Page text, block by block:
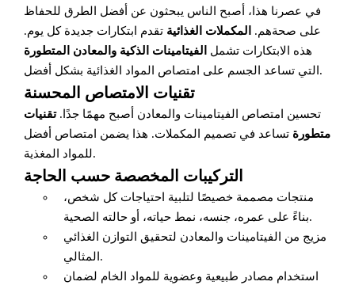
في عصرنا هذا، أصبح الناس يبحثون عن أفضل الطرق للحفاظ
على صحةهم.
المكملات الغذائية تقدم ابتكارات جديدة كل يوم.
هذه الابتكارات تشمل
الفيتامينات الذكية والمعادن المتطورة
التي تساعد الجسم على امتصاص المواد الغذائية بشكل أفضل.
تقنيات الامتصاص المحسنة
تحسين امتصاص الفيتامينات والمعادن أصبح مهمًا جدًا.تقنيات
متطورة تساعد في تصميم المكملات. هذا يضمن امتصاص أفضل
للمواد المغذية.
التركيبات المخصصة حسب الحاجة
منتجات مصممة خصيصًا لتلبية احتياجات كل شخص،
بناءً على عمره، جنسه، نمط حياته، أو حالته الصحية.
مزيج من الفيتامينات والمعادن لتحقيق التوازن الغذائي
المثالي.
استخدام مصادر طبيعية وعضوية للمواد الخام لضمان